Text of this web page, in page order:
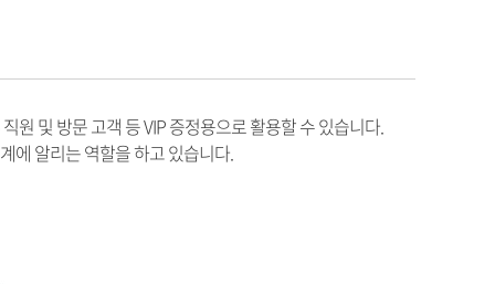
원 및 방문 고객 등 VIP 증정용으로 활용할 수 있습니다.
에 알리는 역할을 하고 있습니다.